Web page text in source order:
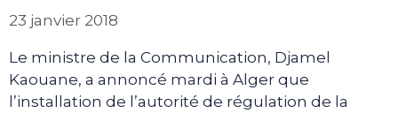
23 janvier 2018
Le ministre de la Communication, Djamel
Kaouane, a annoncé mardi à Alger que
l’installation de l’autorité de régulation de la